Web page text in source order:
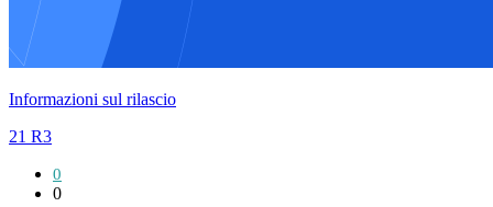
Informazioni sul rilascio
21 R3
0
0